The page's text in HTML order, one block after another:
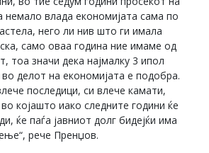
немало влада економијата сама по
него ли нив што ги имала
само оваа година ние имаме од
тоа значи дека најмалку 3 ипол
делот на економијата е подобра.
последици, си влече камати,
којашто иако следните години ќе
ќе паѓа јавниот долг бидејќи има
рече Пренџов.